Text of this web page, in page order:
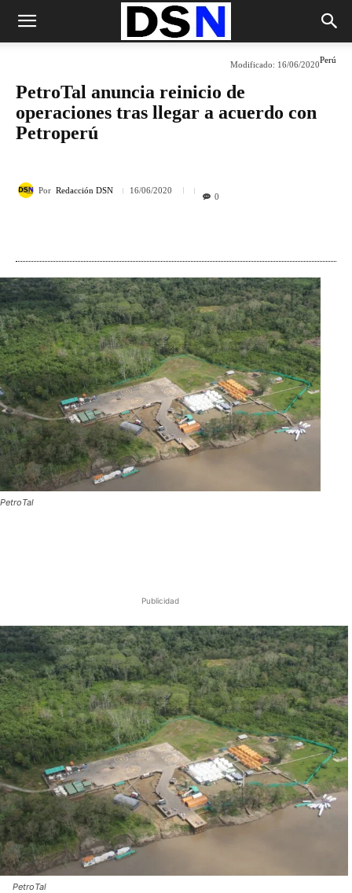
Perú
Modificado: 16/06/2020
PetroTal anuncia reinicio de
operaciones tras llegar a acuerdo con
Petroperú
Por Redacción DSN 16/06/2020
0
PetroTal
Publicidad
PetroTal